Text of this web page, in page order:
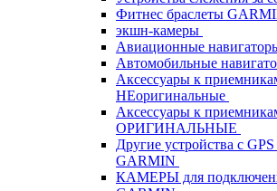
Фитнес браслеты
экшн-камеры
Авиационные
Автомобильные
Аксессуары к
НЕоригинальные
Аксессуары к
ОРИГИНАЛЬНЫЕ
Другие устройства с
GARMIN
КАМЕРЫ для